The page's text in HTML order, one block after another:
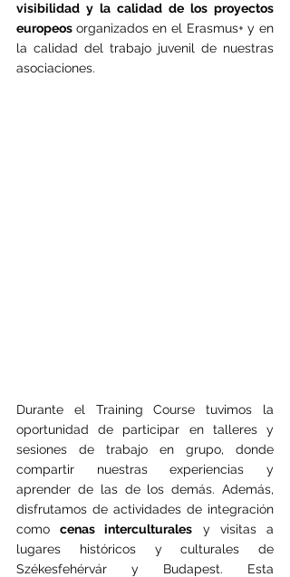
visibilidad y la calidad de los proyectos
europeos organizados en el Erasmus+ y en
la calidad del trabajo juvenil de nuestras
asociaciones.
Durante el Training Course tuvimos la
oportunidad de participar en talleres y
sesiones de trabajo en grupo, donde
compartir nuestras experiencias y
aprender de las de los demás. Además,
disfrutamos de actividades de integración
como cenas interculturales y visitas a
lugares históricos y culturales de
Székesfehérvár y Budapest. Esta